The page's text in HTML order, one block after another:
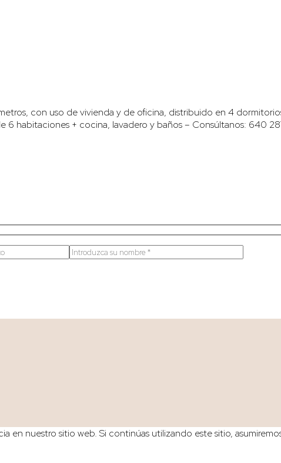
con uso de vivienda y de oficina, distribuido en 4
habitaciones + cocina, lavadero y baños – Consúltanos: 640
en nuestro sitio web. Si continúas utilizando este sitio,